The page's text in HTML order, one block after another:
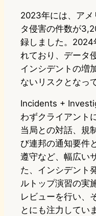
2023年には、アメ
タ侵害の件数が
録しました。2024
れており、データ
インシデントの増
ないリスクとなっ
Incidents +
わずクライアント
当局との対話、規
び連邦の通知要件
遵守など、幅広い
た、インシデント
ルトップ演習の実
レビューを行い、
とにも注力してい